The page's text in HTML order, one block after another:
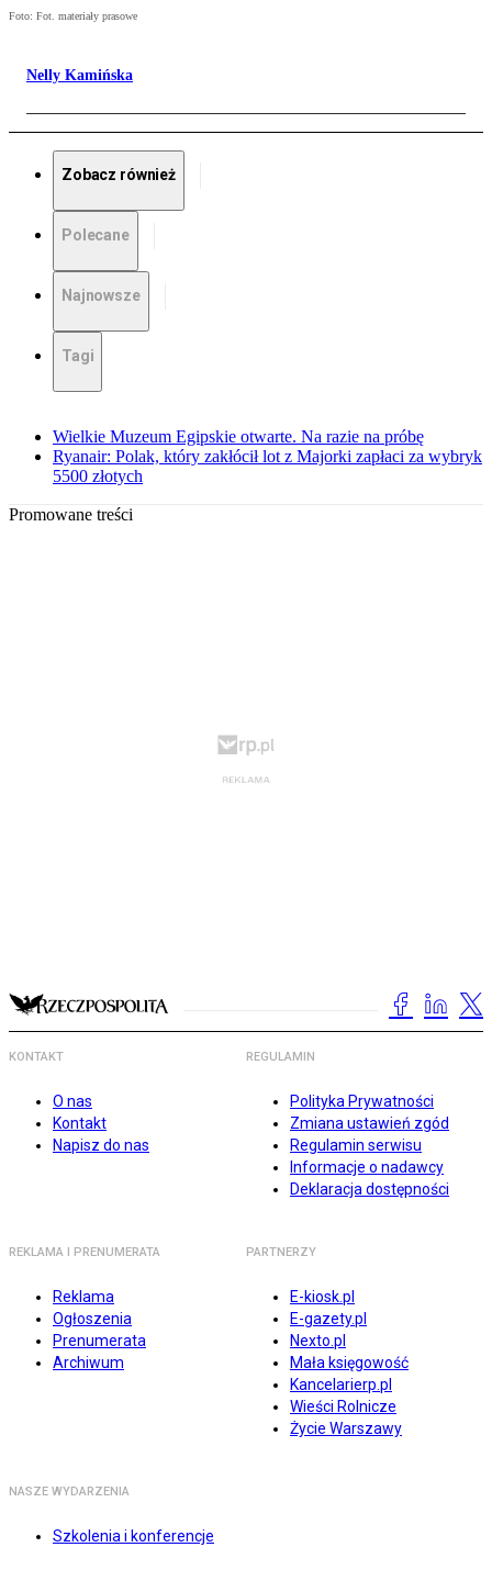
Foto: Fot. materiały prasowe
Nelly Kamińska
Zobacz również
Polecane
Najnowsze
Tagi
Wielkie Muzeum Egipskie otwarte. Na razie na próbę
Ryanair: Polak, który zakłócił lot z Majorki zapłaci za wybryk
5500 złotych
Promowane treści
KONTAKT
O nas
Kontakt
Napisz do nas
REGULAMIN
Polityka Prywatności
Zmiana ustawień zgód
Regulamin serwisu
Informacje o nadawcy
Deklaracja dostępności
REKLAMA I PRENUMERATA
Reklama
Ogłoszenia
Prenumerata
Archiwum
PARTNERZY
E-kiosk.pl
E-gazety.pl
Nexto.pl
Mała księgowość
Kancelarierp.pl
Wieści Rolnicze
Życie Warszawy
NASZE WYDARZENIA
Szkolenia i konferencje